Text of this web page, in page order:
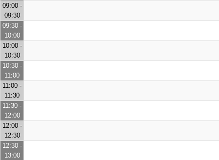
09:00 -
09:30
09:30 -
10:00
10:00 -
10:30
10:30 -
11:00
11:00 -
11:30
11:30 -
12:00
12:00 -
12:30
12:30 -
13:00